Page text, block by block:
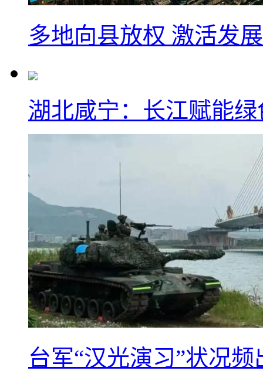
多地向县放权 激活发
湖北咸宁：长江赋能
台军“汉光演习”状况